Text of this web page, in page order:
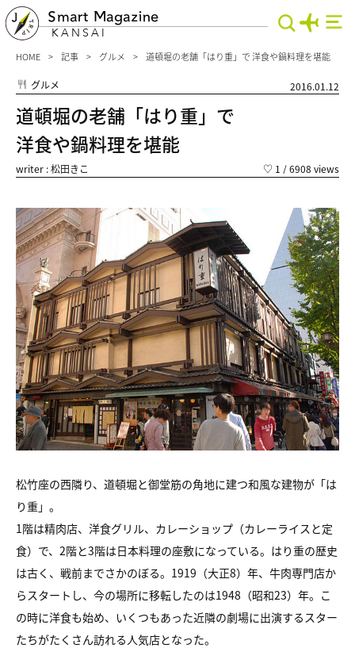
Smart Magazine
KANSAI
HOME 記事 グルメ 道頓堀の老舗「はり重」で 洋食や鍋料理を堪能
グルメ 2016.01.12
道頓堀の老舗「はり重」で
洋食や鍋料理を堪能
writer : 松田きこ ♡ 1 / 6908 views
松竹座の西隣り、道頓堀と御堂筋の角地に建つ和風な建物が「は
り重」。
1階は精肉店、洋食グリル、カレーショップ（カレーライスと定
食）で、2階と3階は日本料理の座敷になっている。はり重の歴史
は古く、戦前までさかのぼる。1919（大正8）年、牛肉専門店か
らスタートし、今の場所に移転したのは1948（昭和23）年。こ
の時に洋食も始め、いくつもあった近隣の劇場に出演するスター
たちがたくさん訪れる人気店となった。